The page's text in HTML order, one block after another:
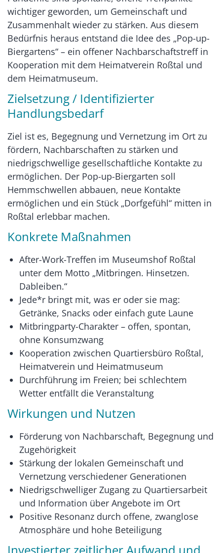
wichtiger geworden, um Gemeinschaft und
Zusammenhalt wieder zu stärken. Aus diesem
Bedürfnis heraus entstand die Idee des „Pop-up-
Biergartens“ – ein offener Nachbarschaftstreff in
Kooperation mit dem Heimatverein Roßtal und
dem Heimatmuseum.
Zielsetzung / Identifizierter
Handlungsbedarf
Ziel ist es, Begegnung und Vernetzung im Ort zu
fördern, Nachbarschaften zu stärken und
niedrigschwellige gesellschaftliche Kontakte zu
ermöglichen. Der Pop-up-Biergarten soll
Hemmschwellen abbauen, neue Kontakte
ermöglichen und ein Stück „Dorfgefühl“ mitten in
Roßtal erlebbar machen.
Konkrete Maßnahmen
After-Work-Treffen im Museumshof Roßtal
unter dem Motto „Mitbringen. Hinsetzen.
Dableiben.“
Jede*r bringt mit, was er oder sie mag:
Getränke, Snacks oder einfach gute Laune
Mitbringparty-Charakter – offen, spontan,
ohne Konsumzwang
Kooperation zwischen Quartiersbüro Roßtal,
Heimatverein und Heimatmuseum
Durchführung im Freien; bei schlechtem
Wetter entfällt die Veranstaltung
Wirkungen und Nutzen
Förderung von Nachbarschaft, Begegnung und
Zugehörigkeit
Stärkung der lokalen Gemeinschaft und
Vernetzung verschiedener Generationen
Niedrigschwelliger Zugang zu Quartiersarbeit
und Information über Angebote im Ort
Positive Resonanz durch offene, zwanglose
Atmosphäre und hohe Beteiligung
Investierter zeitlicher Aufwand und